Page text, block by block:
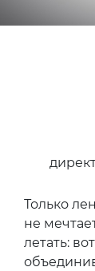
Только
не
летать: